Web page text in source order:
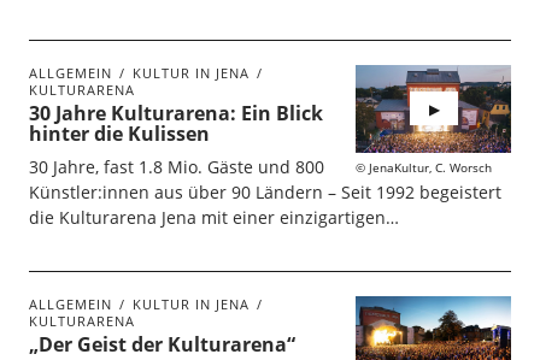
JenaKultur, C. Worsch
ALLGEMEIN
KULTUR IN JENA
KULTURARENA
30 Jahre Kulturarena: Ein Blick
hinter die Kulissen
30 Jahre, fast 1.8 Mio. Gäste und 800
Künstler:innen aus über 90 Ländern – Seit 1992 begeistert
die Kulturarena Jena mit einer einzigartigen…
ALLGEMEIN
KULTUR IN JENA
KULTURARENA
„Der Geist der Kulturarena“